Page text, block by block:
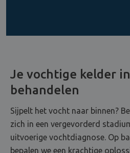
Je vochtige kelder
behandelen
Sijpelt het vocht naar binnen?
zich in een vergevorderd
uitvoerige vochtdiagnose. Op
bepalen we een krachtige